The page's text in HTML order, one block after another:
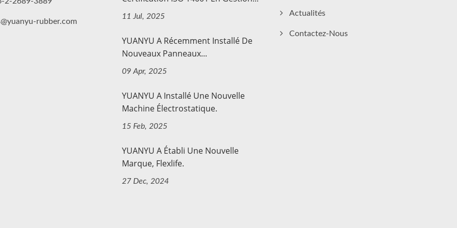
rubber.com
11 Jul, 2025
YUANYU A Récemment Installé De
Nouveaux Panneaux...
09 Apr, 2025
YUANYU A Installé Une Nouvelle
Machine Électrostatique.
15 Feb, 2025
YUANYU A Établi Une Nouvelle
Marque, Flexlife.
27 Dec, 2024
Actualités
Contactez-Nous